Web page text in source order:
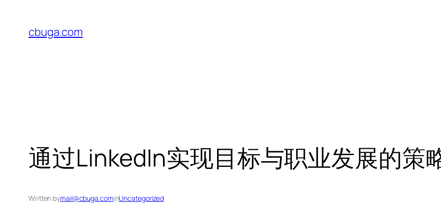
content
cbuga.com
通过LinkedIn实现目标与职业发展的策
Written bymail@cbuga.cominUncategorized